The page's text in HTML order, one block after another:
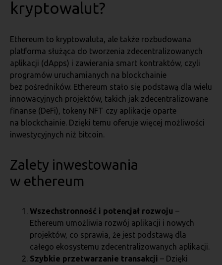
kryptowalut?
Ethereum to kryptowaluta, ale także rozbudowana
platforma służąca do tworzenia zdecentralizowanych
aplikacji (dApps) i zawierania smart kontraktów, czyli
programów uruchamianych na blockchainie
bez pośredników. Ethereum stało się podstawą dla wielu
innowacyjnych projektów, takich jak zdecentralizowane
finanse (DeFi), tokeny NFT czy aplikacje oparte
na blockchainie. Dzięki temu oferuje więcej możliwości
inwestycyjnych niż bitcoin.
Zalety inwestowania
w ethereum
Wszechstronność i potencjał rozwoju –
Ethereum umożliwia rozwój aplikacji i nowych
projektów, co sprawia, że jest podstawą dla
całego ekosystemu zdecentralizowanych aplikacji.
Szybkie przetwarzanie transakcji – Dzięki